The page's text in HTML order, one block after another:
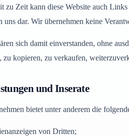
zu Zeit kann diese Website auch
uns dar. Wir übernehmen keine
sich damit einverstanden, ohne
zu kopieren, zu verkaufen,
und Inserate
bietet unter anderem die
von Dritten;